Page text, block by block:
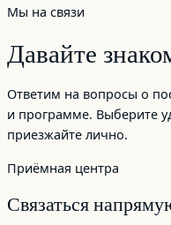
Мы на связи
Давайте
Ответим на вопросы о
и программе. Выберите
приезжайте лично.
Приёмная центра
Связаться